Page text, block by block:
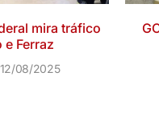
mira tráfico
e Ferraz
08/2025